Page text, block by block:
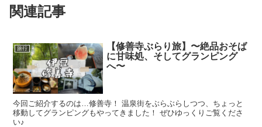
関連記事
旅行
【修善寺ぶらり旅】〜絶品おそば
に甘味処、そしてグランピング
へ〜
今回ご紹介するのは…修善寺！ 温泉街をぶらぶらしつつ、ちょっと
移動してグランピングもやってきました！ ぜひゆっくりご覧くださ
い♪